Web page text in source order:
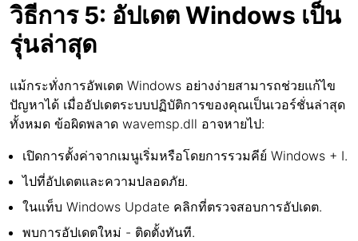
วิธีการ 5: อัปเดต Windows เป็น
รุ่นล่าสุด
แม้กระทั่งการอัพเดต Windows อย่างง่ายสามารถช่วยแก้ไข
ปัญหาได้ เมื่ออัปเดตระบบปฏิบัติการของคุณเป็นเวอร์ชั่นล่าสุด
ทั้งหมด ข้อผิดพลาด wavemsp.dll อาจหายไป:
เปิดการตั้งค่าจากเมนูเริ่มหรือโดยการรวมคีย์ Windows + I.
ไปที่อัปเดตและความปลอดภัย.
ในแท็บ Windows Update คลิกที่ตรวจสอบการอัปเดต.
พบการอัปเดตใหม่ - ติดตั้งทันที.